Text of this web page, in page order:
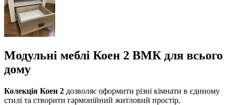
Модульні меблі Коен 2 ВМК для всього
дому
Колекція Коен 2 дозволяє оформити різні кімнати в єдиному
стилі та створити гармонійний житловий простір.